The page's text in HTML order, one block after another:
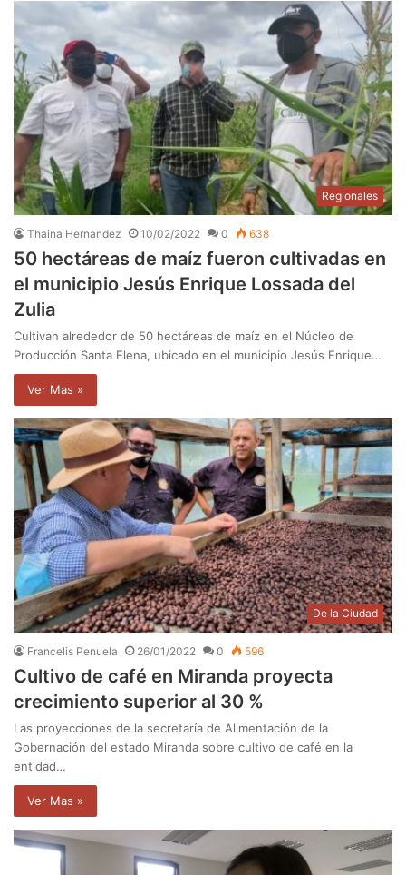
Regionales
Thaina Hernandez 10/02/2022 0 638
50 hectáreas de maíz fueron cultivadas en
el municipio Jesús Enrique Lossada del
Zulia
Cultivan alrededor de 50 hectáreas de maíz en el Núcleo de
Producción Santa Elena, ubicado en el municipio Jesús Enrique…
Ver Mas »
De la Ciudad
Francelis Penuela 26/01/2022 0 596
Cultivo de café en Miranda proyecta
crecimiento superior al 30 %
Las proyecciones de la secretaría de Alimentación de la
Gobernación del estado Miranda sobre cultivo de café en la
entidad…
Ver Mas »